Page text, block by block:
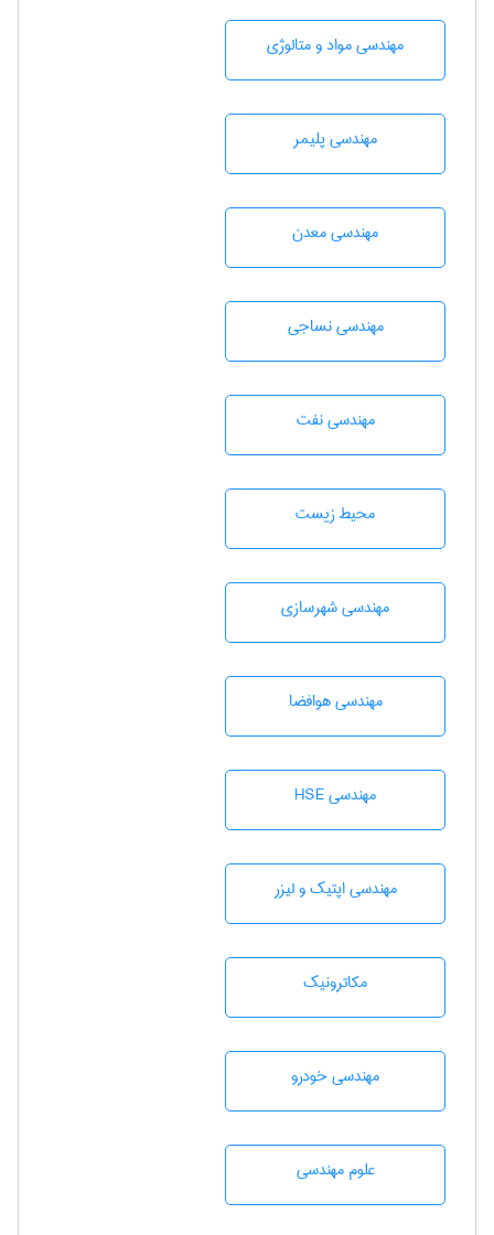
مهندسی مواد و متالوژی
مهندسی پليمر
مهندسی معدن
مهندسي نساجی
مهندسی نفت
محيط زيست
مهندسی شهرسازی
مهندسی هوافضا
مهندسی HSE
مهندسی اپتیک و لیزر
مکاترونیک
مهندسی خودرو
علوم مهندسی